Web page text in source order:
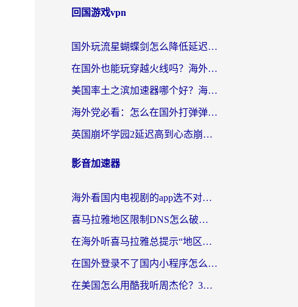
回国游戏vpn
国外玩流星蝴蝶剑怎么降低延迟？海外党必看的加速秘籍（含欧洲鸣潮&彩虹岛优化攻略）
在国外也能玩穿越火线吗？海外玩家国服游戏畅玩终极指南
美国率土之滨加速器哪个好？海外党国服游戏畅玩终极指南（附多游戏解决方案）
海外党必看：怎么在国外打弹弹堂不卡？番茄加速器亲测指南
英国崩坏学园2延迟高到心态崩？海外党国服游戏加速终极指南
影音加速器
海外看国内电视剧的app选不对？这份回国加速器避坑指南帮你流畅追剧
喜马拉雅地区限制DNS怎么破？海外党听国内音乐听书的终极解决方案
在海外听喜马拉雅总提示“地区限制”？3步轻松解除+听国内音乐全攻略
在国外登录不了国内小程序怎么办？选对回国加速器，轻松解锁国内资源
在美国怎么用酷我听周杰伦？3步搞定海外听歌难题